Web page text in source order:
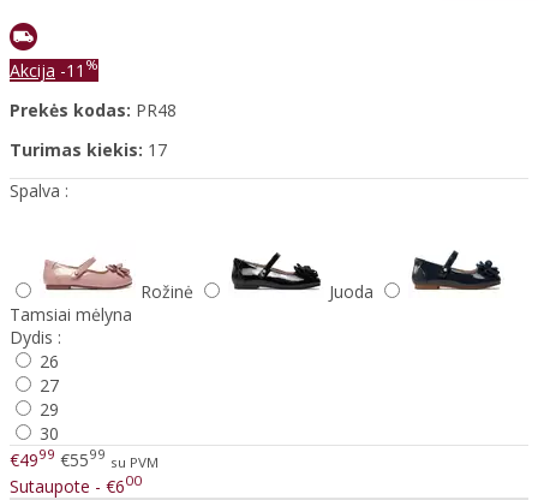
Akcija -11 %
Prekės kodas: PR48
Turimas kiekis: 17
Spalva :
Rožinė
Juoda
Tamsiai mėlyna
Dydis :
26
27
29
30
€4999 €5599 su PVM
Sutaupote - €600